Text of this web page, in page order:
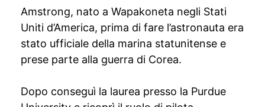
Amstrong, nato a Wapakoneta negli Stati
Uniti d’America, prima di fare l’astronauta era
stato ufficiale della marina statunitense e
prese parte alla guerra di Corea.
Dopo conseguì la laurea presso la Purdue